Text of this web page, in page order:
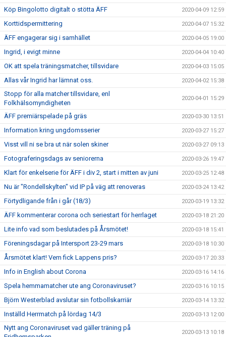
Köp Bingolotto digitalt o stötta ÄFF 2020-04-09 12:59
Korttidspermittering 2020-04-07 15:32
ÄFF engagerar sig i samhället 2020-04-05 19:00
Ingrid, i evigt minne 2020-04-04 10:40
OK att spela träningsmatcher, tillsvidare 2020-04-03 15:05
Allas vår Ingrid har lämnat oss. 2020-04-02 15:38
Stopp för alla matcher tillsvidare, enl
Folkhälsomyndigheten
2020-04-01 15:29
ÄFF premiärspelade på gräs 2020-03-30 13:51
Information kring ungdomsserier 2020-03-27 15:27
Visst vill ni se bra ut när solen skiner 2020-03-27 09:13
Fotograferingsdags av seniorerna 2020-03-26 19:47
Klart för enkelserie för ÄFF i div 2, start i mitten av juni 2020-03-25 12:48
Nu är "Rondellskylten" vid IP på väg att renoveras 2020-03-24 13:42
Förtydligande från i går (18/3) 2020-03-19 13:32
ÄFF kommenterar corona och seriestart för herrlaget 2020-03-18 21:20
Lite info vad som beslutades på Årsmötet! 2020-03-18 15:41
Föreningsdagar på Intersport 23-29 mars 2020-03-18 10:30
Årsmötet klart! Vem fick Lappens pris? 2020-03-17 20:33
Info in English about Corona 2020-03-16 14:16
Spela hemmamatcher ute ang Coronaviruset? 2020-03-16 10:15
Björn Westerblad avslutar sin fotbollskarriär 2020-03-14 13:32
Inställd Herrmatch på lördag 14/3 2020-03-13 12:00
Nytt ang Coronaviruset vad gäller träning på
2020-03-13 10:18